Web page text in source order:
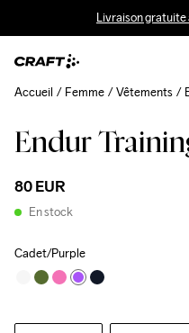
Livraison
Endur
80 EUR
En stock
Cadet/Purple
Accueil Femme Vêtements